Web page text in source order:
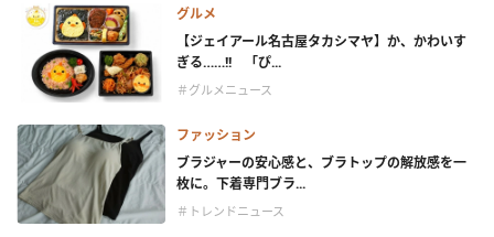
グルメ
【ジェイアール名古屋タカシマヤ】か、かわいす
ぎる……!! 「ぴ...
＃グルメニュース
ファッション
ブラジャーの安心感と、ブラトップの解放感を一
枚に。下着専門ブラ...
＃トレンドニュース